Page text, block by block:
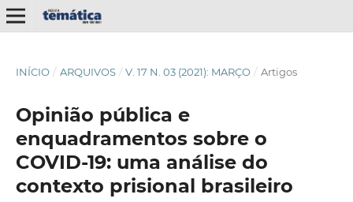
INÍCIO / ARQUIVOS / V. 17 N. 03 (2021): MARÇO / Artigos
Opinião pública e
enquadramentos sobre o
COVID-19: uma análise do
contexto prisional brasileiro